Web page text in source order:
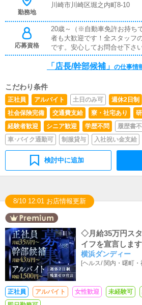
勤務地
川崎市川崎区堀之内町8-10
応募資格
20歳～（※自動車免許お持ち
者も大歓迎です！全スタッフ
です。安心してお問合せ下さ
役職を目指してみたい方・今
を通じて人として成長したい
「店長/幹部候補」 の仕事情
こだわり条件
正社員 アルバイト 土日のみ可 週休2日制
社会保険完備
交通費支給 寮・社宅あり
経験者歓迎
シニア歓迎 学歴不問 履歴書
車･バイク通勤可
制服貸与 入社祝い金支給
検討中に追加
8/10 12:01 お店情報更新
◇月給35万円ス
イフを宣言します
横浜ダンディー
[ヘルス/関内・曙町
正社員 アルバイト 女性歓迎 未経験可